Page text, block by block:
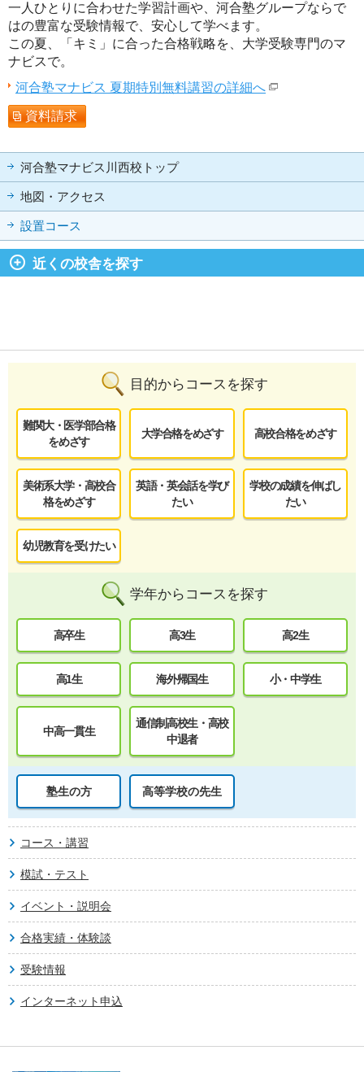
一人ひとりに合わせた学習計画や、河合塾グループならで
はの豊富な受験情報で、安心して学べます。
この夏、「キミ」に合った合格戦略を、大学受験専門のマ
ナビスで。
河合塾マナビス 夏期特別無料講習の詳細へ
資料請求
河合塾マナビス川西校トップ
地図・アクセス
設置コース
近くの校舎を探す
目的からコースを探す
難関大・医学部合格
をめざす
大学合格をめざす 高校合格をめざす
美術系大学・高校合
格をめざす
英語・英会話を学び
たい
学校の成績を伸ばし
たい
幼児教育を受けたい
学年からコースを探す
高卒生 高3生 高2生
高1生 海外帰国生 小・中学生
中高一貫生
通信制高校生・高校
中退者
塾生の方 高等学校の先生
コース・講習
模試・テスト
イベント・説明会
合格実績・体験談
受験情報
インターネット申込